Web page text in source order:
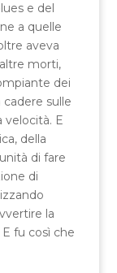
e del
a quelle
aveva
morti,
dei
cadere sulle
velocità. E
della
di fare
di
la
fu così che